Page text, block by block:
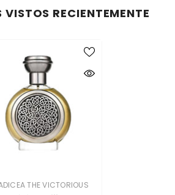
RECIENTEMENTE
THE VICTORIOUS